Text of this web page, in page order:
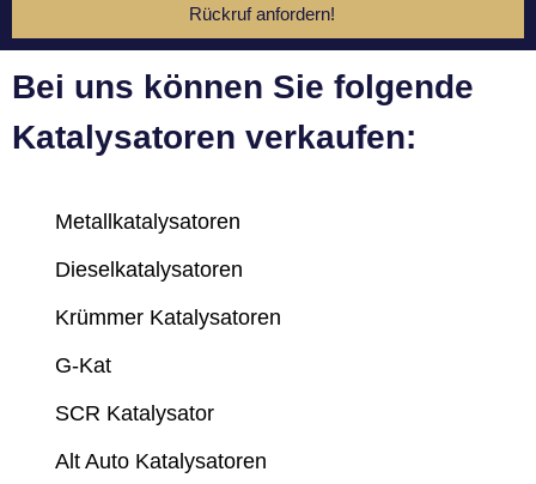
Rückruf anfordern!
Bei uns können Sie folgende
Katalysatoren verkaufen:
Metallkatalysatoren
Dieselkatalysatoren
Krümmer Katalysatoren
G-Kat
SCR Katalysator
Alt Auto Katalysatoren